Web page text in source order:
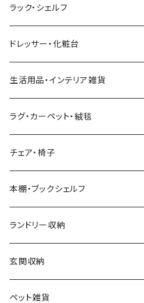
インダストリアル
フレンチカントリー
アジアン
ボタニカル
モダン
カントリー
アンティーク
ヨーロピアン
モノトーン
昇降式・リフティングテーブル
フロアソファ・ローソファ
リクライニングソファ
カウチソファ・コーナーソファ
オットマン
電動リクライニングソファ
伸縮テレビ台
テレビスタンド
ロフトベッド
ヘッドボード
マットレス
寝具
レンジ台
キッチンラック
キッチン雑貨
2人用ダイニングテーブルセット
4人用ダイニングテーブルセット
ダイニングチェア・ベンチ
ダイニングソファ
ハイチェスト
ラック・シェルフ
オープンラック
突っ張り収納
カート
ディスプレイラック
ドレッサー・化粧台
生活用品・インテリア雑貨
ミラー・姿見
ハンガーラック・ポールハンガー
ダストボックス
ハンキングラック
プランター用品
クッション
ラグ・カーペット・絨毯
チェア・椅子
スツール
カウンターチェア
デザイナーズチェア
ダイニングチェア
本棚・ブックシェルフ
ランドリー収納
玄関収納
シューズラック・シューズボックス
ペット雑貨